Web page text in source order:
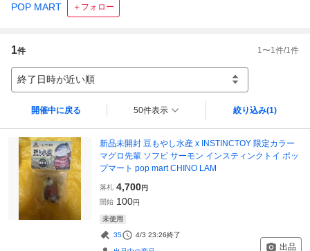
POP MART ＋フォロー
1件 1 〜1 件/1 件
終了日時が近い順
開催中に戻る 50件表示 絞り込み(1)
新品未開封 豆もやし水産 x INSTINCTOY 限定カラー
マグロ先輩 ソフビ サーモン インスティンクトイ ポッ
プマート pop mart CHINO LAM
落札 4,700円
開始 100円
未使用
35 4/3 23:26終了
出品